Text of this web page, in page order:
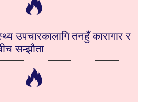
उपचारकालागि तनहुँ कारागार र
सम्झौता